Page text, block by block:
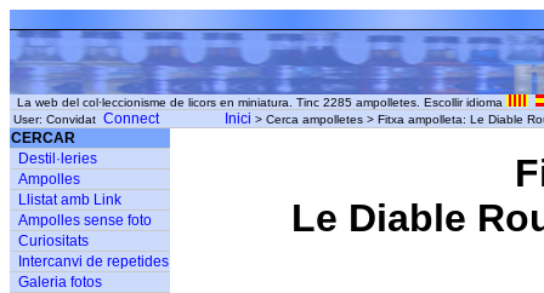
La web del col·leccionisme de licors en miniatura. Tinc 2285 ampolletes. Escollir idioma
User: Convidat Connect Inici > Cerca ampolletes > Fitxa ampolleta: Le Diable
CERCAR
Destil·leries
Ampolles
Llistat amb Link
Ampolles sense foto
Curiositats
Intercanvi de repetides
Galeria fotos
Le Diable